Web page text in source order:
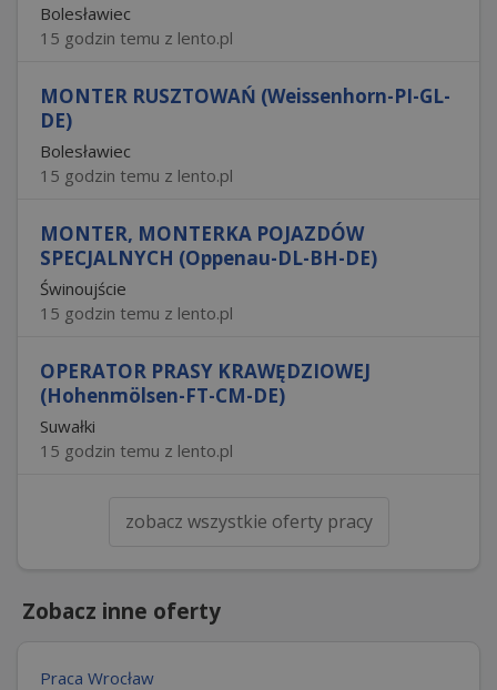
Bolesławiec
15 godzin temu z lento.pl
MONTER RUSZTOWAŃ (Weissenhorn-PI-GL-
DE)
Bolesławiec
15 godzin temu z lento.pl
MONTER, MONTERKA POJAZDÓW
SPECJALNYCH (Oppenau-DL-BH-DE)
Świnoujście
15 godzin temu z lento.pl
OPERATOR PRASY KRAWĘDZIOWEJ
(Hohenmölsen-FT-CM-DE)
Suwałki
15 godzin temu z lento.pl
zobacz wszystkie oferty pracy
Zobacz inne oferty
Praca Wrocław